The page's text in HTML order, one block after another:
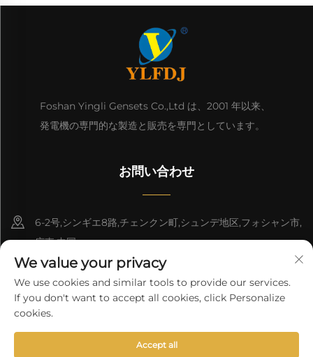
Foshan Yingli Gensets Co.,Ltd は、2001 年以来、
発電機の専門的な製造と販売を専門としています。
お問い合わせ
6-2号,シンギエ8路,チェンクン町,シュンデ地区,フォシャン市,
広東,中国
8618676517177
[email protected]
著作権 © 2025 中国 仏山 英利 ジェネセット 有限公司。すべての権利
We value your privacy
We use cookies and similar tools to provide our services.
If you don't want to accept all cookies, click Personalize
cookies.
Accept all